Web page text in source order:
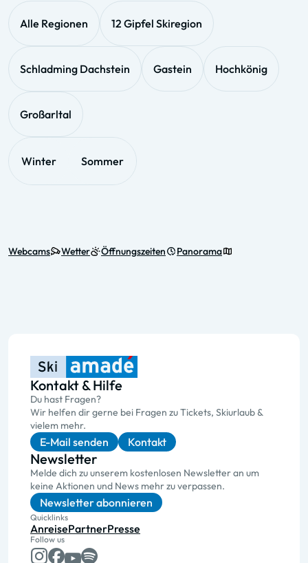
Alle Regionen 12 Gipfel Skiregion
Schladming Dachstein Gastein Hochkönig
Großarltal
Winter Sommer
Webcams Wetter Öffnungszeiten Panorama
Kontakt & Hilfe
Du hast Fragen?
Wir helfen dir gerne bei Fragen zu Tickets, Skiurlaub &
vielem mehr.
E-Mail senden Kontakt
Newsletter
Melde dich zu unserem kostenlosen Newsletter an um
keine Aktionen und News mehr zu verpassen.
Newsletter abonnieren
Quicklinks
AnreisePartnerPresse
Follow us